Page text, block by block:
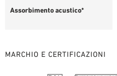
Assorbimento acustico*
MARCHIO E CERTIFICAZIONI